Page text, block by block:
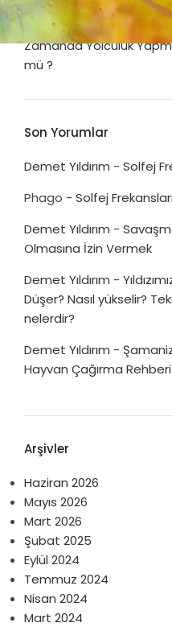
Dua Listeleri
Disiplinin Psikolojimizi
Zamanda Yolculuk
mü ?
Son Yorumlar
Demet Yıldırım - Solfej
Phago - Solfej Frekansları
Demet Yıldırım -
Olmasına İzin Vermek
Demet Yıldırım -
Düşer? Nasıl yükselir?
nelerdir?
Demet Yıldırım -
Hayvan Çağırma Rehberi
Arşivler
Haziran 2026
Mayıs 2026
Mart 2026
Şubat 2025
Eylül 2024
Temmuz 2024
Nisan 2024
Mart 2024